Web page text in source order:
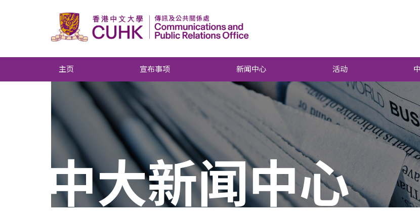
主页 宣布事项 新闻中心 活动
中大新闻中心